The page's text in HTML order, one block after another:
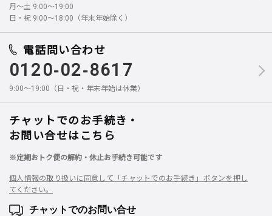
月～土 9:00～19:00
日・祝 9:00～18:00（年末年始除く）
電話問い合わせ
0120-02-8617
9:00～19:00（日・祝・年末年始は休業）
チャットでのお手続き・
お問い合せはこちら
※定期おトク便の解約・休止お手続き可能です
個人情報の取り扱いに同意して「チャットでのお手続き」ボタンを押し
てください。
チャットでのお問い合せ